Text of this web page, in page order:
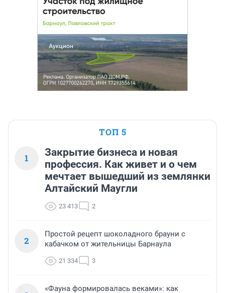
ТОП 5
1
Закрытие бизнеса и новая
профессия. Как живет и о чем
мечтает вышедший из землянки
Алтайский Маугли
23 413 2
2
Простой рецепт шоколадного брауни с
кабачком от жительницы Барнаула
21 334 3
«Фауна формировалась веками»: как